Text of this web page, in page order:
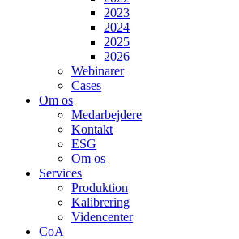
2023
2024
2025
2026
Webinarer
Cases
Om os
Medarbejdere
Kontakt
ESG
Om os
Services
Produktion
Kalibrering
Videncenter
CoA